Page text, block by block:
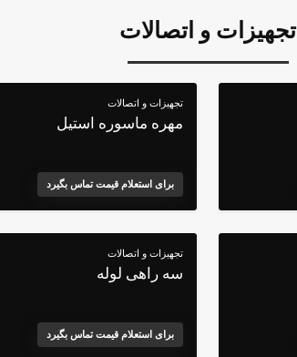
تجهیزات و اتصالات
تجهیزات و اتصالات
مهره ماسوره استیل
برای استعلام قیمت تماس بگیرد
تجهیزات و اتصالات
سه راهی لوله
برای استعلام قیمت تماس بگیرد